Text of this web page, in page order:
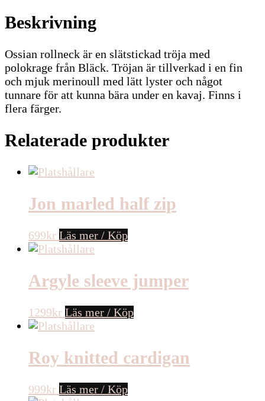
Beskrivning
Ossian rollneck är en slätstickad tröja med
polokrage från Bläck. Tröjan är tillverkad i en fin
och mjuk merinoull med lätt lyster och något
tunnare för att kunna bära under en kavaj. Finns i
flera färger.
Relaterade produkter
Jon marled half zip
699kr Läs mer / Köp
Argyle sleeve jumper
1299kr Läs mer / Köp
Roy knitted cardigan
999kr Läs mer / Köp